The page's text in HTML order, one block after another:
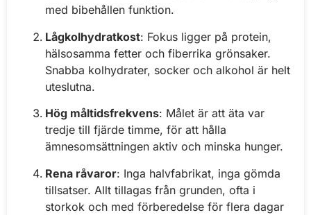
med bibehållen funktion.
Lågkolhydratkost: Fokus ligger på protein,
hälsosamma fetter och fiberrika grönsaker.
Snabba kolhydrater, socker och alkohol är helt
uteslutna.
Hög måltidsfrekvens: Målet är att äta var
tredje till fjärde timme, för att hålla
ämnesomsättningen aktiv och minska hunger.
Rena råvaror: Inga halvfabrikat, inga gömda
tillsatser. Allt tillagas från grunden, ofta i
storkok och med förberedelse för flera dagar